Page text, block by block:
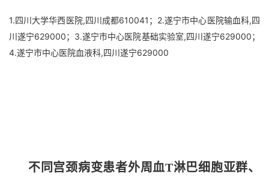
1.四川大学华西医院,四川成都610041；2.遂宁市中心医院输血科,四
川遂宁629000；3.遂宁市中心医院基础实验室,四川遂宁629000；
4.遂宁市中心医院血液科,四川遂宁629000
不同宫颈病变患者外周血T淋巴细胞亚群、